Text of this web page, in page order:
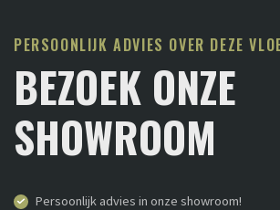
PERSOONLIJK ADVIES OVER DEZE
BEZOEK ONZE
SHOWROOM
Persoonlijk advies in onze showroom!